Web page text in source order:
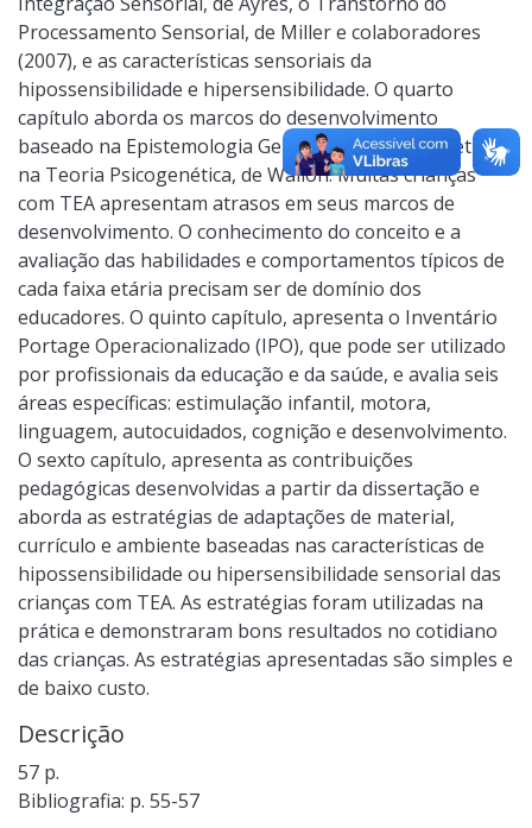
Processamento Sensorial, de Miller e colaboradores
(2007), e as características sensoriais da
hipossensibilidade e hipersensibilidade. O quarto
capítulo aborda os marcos do desenvolvimento
baseado na Epistemologia Genética, de Jean Piaget, e
na Teoria Psicogenética, de Wallon. Muitas crianças
com TEA apresentam atrasos em seus marcos de
desenvolvimento. O conhecimento do conceito e a
avaliação das habilidades e comportamentos típicos de
cada faixa etária precisam ser de domínio dos
educadores. O quinto capítulo, apresenta o Inventário
Portage Operacionalizado (IPO), que pode ser utilizado
por profissionais da educação e da saúde, e avalia seis
áreas específicas: estimulação infantil, motora,
linguagem, autocuidados, cognição e desenvolvimento.
O sexto capítulo, apresenta as contribuições
pedagógicas desenvolvidas a partir da dissertação e
aborda as estratégias de adaptações de material,
currículo e ambiente baseadas nas características de
hipossensibilidade ou hipersensibilidade sensorial das
crianças com TEA. As estratégias foram utilizadas na
prática e demonstraram bons resultados no cotidiano
das crianças. As estratégias apresentadas são simples e
de baixo custo.
Descrição
57 p.
Bibliografia: p. 55-57